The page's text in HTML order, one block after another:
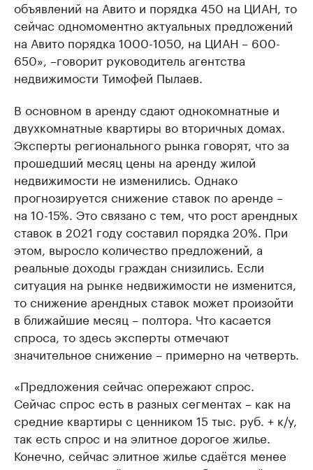
объявлений на Авито и порядка 450 на ЦИАН, то
сейчас одномоментно актуальных предложений
на Авито порядка 1000-1050, на ЦИАН – 600-
650», –говорит руководитель агентства
недвижимости Тимофей Пылаев.
В основном в аренду сдают однокомнатные и
двухкомнатные квартиры во вторичных домах.
Эксперты регионального рынка говорят, что за
прошедший месяц цены на аренду жилой
недвижимости не изменились. Однако
прогнозируется снижение ставок по аренде –
на 10-15%. Это связано с тем, что рост арендных
ставок в 2021 году составил порядка 20%. При
этом, выросло количество предложений, а
реальные доходы граждан снизились. Если
ситуация на рынке недвижимости не изменится,
то снижение арендных ставок может произойти
в ближайшие месяц – полтора. Что касается
спроса, то здесь эксперты отмечают
значительное снижение – примерно на четверть.
«Предложения сейчас опережают спрос.
Сейчас спрос есть в разных сегментах – как на
средние квартиры с ценником 15 тыс. руб. + к/у,
так есть спрос и на элитное дорогое жилье.
Конечно, сейчас элитное жилье сдаётся менее